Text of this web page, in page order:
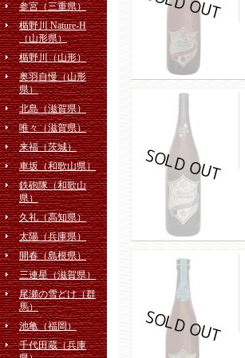
参宮（三重県）
楯野川 Nature-H
（山形県）
楯野川（山形）
奥羽自慢（山形
県）
北島（滋賀県）
唯々（滋賀県）
来福（茨城）
車坂（和歌山県）
鉄砲隊（和歌山
県）
久礼（高知県）
太陽（兵庫県）
開春（島根県）
三連星（滋賀県）
尾瀬の雪どけ（群
馬）
池亀（福岡）
千代田蔵（兵庫